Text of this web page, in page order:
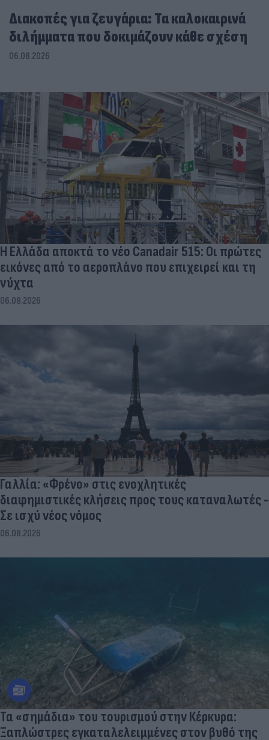
Διακοπές για ζευγάρια: Τα καλοκαιρινά
διλήμματα που δοκιμάζουν κάθε σχέση
06.08.2026
Η Ελλάδα αποκτά το νέο Canadair 515: Οι πρώτες
εικόνες από το αεροπλάνο που επιχειρεί και τη
νύχτα
06.08.2026
Γαλλία: «Φρένο» στις ενοχλητικές
διαφημιστικές κλήσεις προς τους καταναλωτές -
Σε ισχύ νέος νόμος
06.08.2026
Τα «σημάδια» του τουρισμού στην Κέρκυρα:
Ξαπλώστρες εγκαταλελειμμένες στον βυθό της